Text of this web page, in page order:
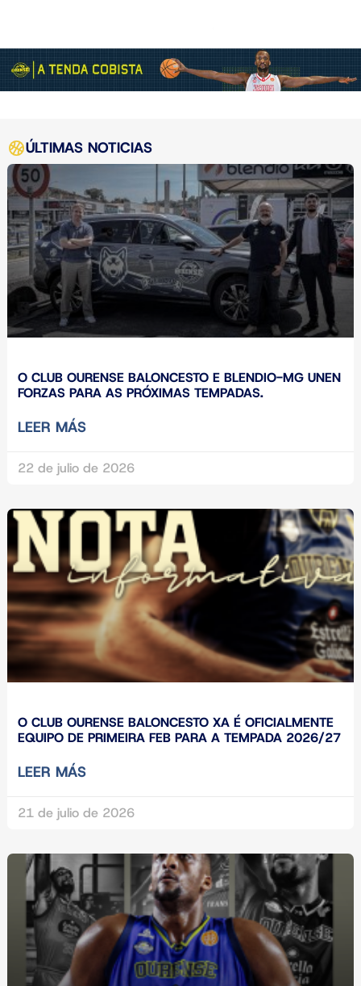
ÚLTIMAS NOTICIAS
O CLUB OURENSE BALONCESTO E BLENDIO-MG UNEN
FORZAS PARA AS PRÓXIMAS TEMPADAS.
LEER MÁS
22 de julio de 2026
O CLUB OURENSE BALONCESTO XA É OFICIALMENTE
EQUIPO DE PRIMEIRA FEB PARA A TEMPADA 2026/27
LEER MÁS
21 de julio de 2026